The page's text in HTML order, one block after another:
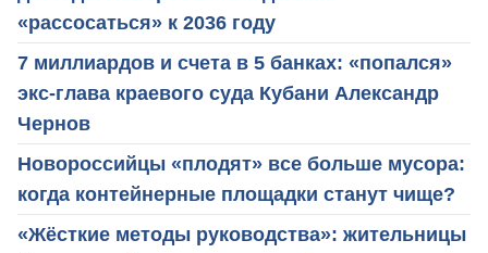
«рассосаться» к 2036 году
7 миллиардов и счета в 5 банках: «попался»
экс-глава краевого суда Кубани Александр
Чернов
Новороссийцы «плодят» все больше мусора:
когда контейнерные площадки станут чище?
«Жёсткие методы руководства»: жительницы